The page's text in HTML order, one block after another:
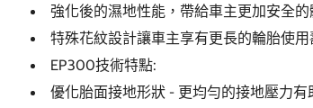
強化後的濕地性能，帶給車主更加安全的
特殊花紋設計讓車主享有更長的輪胎使用
EP300技術特點:
優化胎面接地形狀 - 更均勻的接地壓力